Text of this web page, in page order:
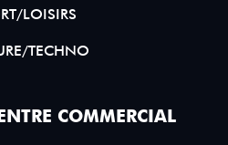
LOISIRS
TECHNO
COMMERCIAL